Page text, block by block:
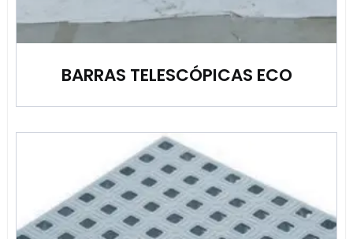
BARRAS TELESCÓPICAS ECO